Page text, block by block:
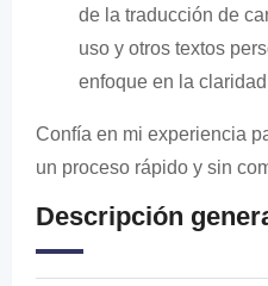
de la traducción de
uso y otros textos
enfoque en la
Confía en mi experiencia
un proceso rápido y sin
Descripción